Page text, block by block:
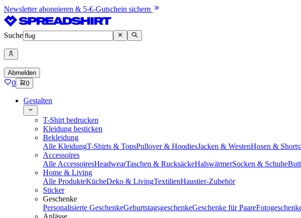
Newsletter abonnieren & 5-€-Gutschein sichern
Suche
Abmelden
0 0
Gestalten
T-Shirt bedrucken
Kleidung besticken
Bekleidung
Alle KleidungT-Shirts & TopsPullover & HoodiesJacken & WestenHosen & Shorts
Accessoires
Alle AccessoiresHeadwearTaschen & RucksäckeHalswärmerSocken & Schuhe
Home & Living
Alle ProdukteKücheDeko & LivingTextilienHaustier-Zubehör
Sticker
Geschenke
Personalisierte GeschenkeGeburtstagsgeschenkeGeschenke für Paare